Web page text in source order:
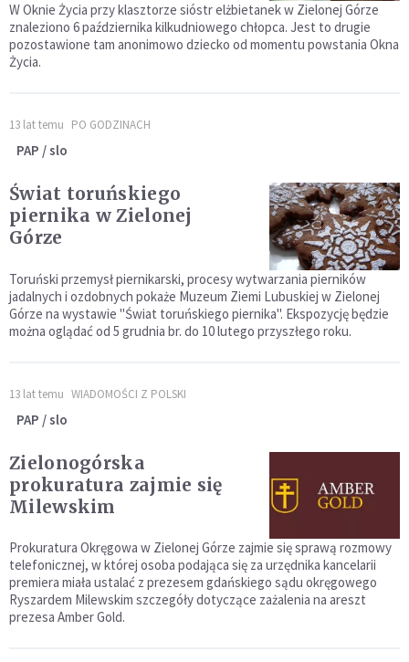
W Oknie Życia przy klasztorze sióstr elżbietanek w Zielonej Górze
znaleziono 6 października kilkudniowego chłopca. Jest to drugie
pozostawione tam anonimowo dziecko od momentu powstania Okna
Życia.
13 lat temu PO GODZINACH
PAP / slo
Świat toruńskiego
piernika w Zielonej
Górze
Toruński przemysł piernikarski, procesy wytwarzania pierników
jadalnych i ozdobnych pokaże Muzeum Ziemi Lubuskiej w Zielonej
Górze na wystawie "Świat toruńskiego piernika". Ekspozycję będzie
można oglądać od 5 grudnia br. do 10 lutego przyszłego roku.
13 lat temu WIADOMOŚCI Z POLSKI
PAP / slo
Zielonogórska
prokuratura zajmie się
Milewskim
Prokuratura Okręgowa w Zielonej Górze zajmie się sprawą rozmowy
telefonicznej, w której osoba podająca się za urzędnika kancelarii
premiera miała ustalać z prezesem gdańskiego sądu okręgowego
Ryszardem Milewskim szczegóły dotyczące zażalenia na areszt
prezesa Amber Gold.